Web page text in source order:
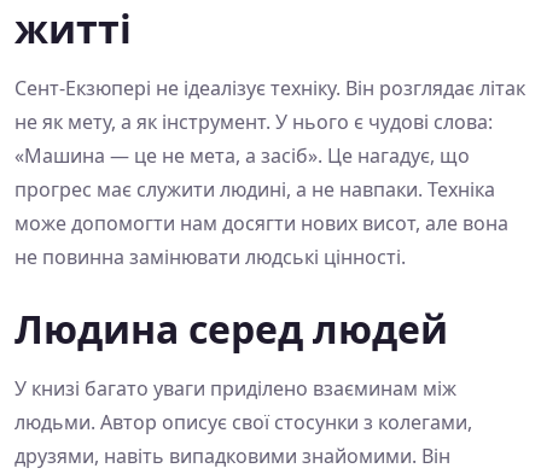
житті
Сент-Екзюпері не ідеалізує техніку. Він розглядає літак
не як мету, а як інструмент. У нього є чудові слова:
«Машина — це не мета, а засіб». Це нагадує, що
прогрес має служити людині, а не навпаки. Техніка
може допомогти нам досягти нових висот, але вона
не повинна замінювати людські цінності.
Людина серед людей
У книзі багато уваги приділено взаєминам між
людьми. Автор описує свої стосунки з колегами,
друзями, навіть випадковими знайомими. Він